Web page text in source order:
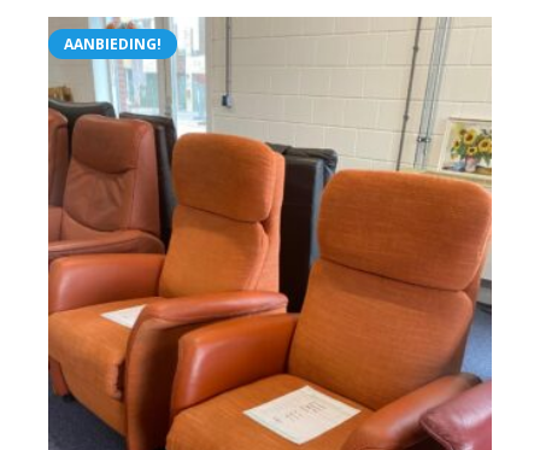
AANBIEDING!